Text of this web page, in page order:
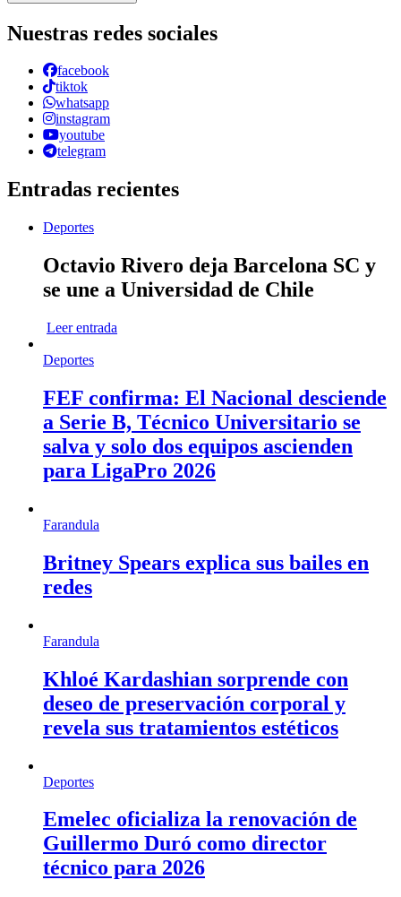
Nuestras redes sociales
facebook
tiktok
whatsapp
instagram
youtube
telegram
Entradas recientes
Deportes
Octavio Rivero deja Barcelona SC y
se une a Universidad de Chile
Leer entrada
Deportes
FEF confirma: El Nacional desciende
a Serie B, Técnico Universitario se
salva y solo dos equipos ascienden
para LigaPro 2026
Farandula
Britney Spears explica sus bailes en
redes
Farandula
Khloé Kardashian sorprende con
deseo de preservación corporal y
revela sus tratamientos estéticos
Deportes
Emelec oficializa la renovación de
Guillermo Duró como director
técnico para 2026